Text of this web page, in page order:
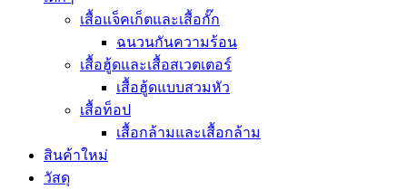
เสื้อแจ็คเก็ตและเสื้อกั๊ก
ฉนวนกันความร้อน
เสื้อฮู้ดและเสื้อสเวตเตอร์
เสื้อฮู้ดแบบสวมหัว
เสื้อท็อป
เสื้อกล้ามและเสื้อกล้าม
สินค้าใหม่
วัสดุ